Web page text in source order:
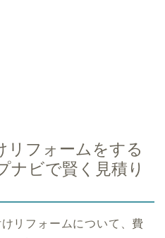
リフォームをする
ナビで賢く見積り
リフォームについて、費